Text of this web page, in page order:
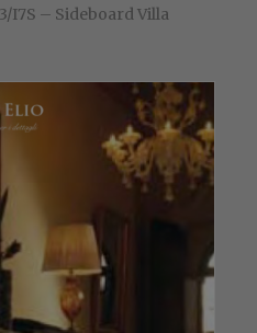
I7S – Sideboard Villa